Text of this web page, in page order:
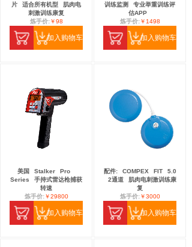
片
适合所有机型
肌肉电
刺激训练康复
炼手价:￥98
加入购物车
训练监测
专业举重训练评
估APP
炼手价:￥1498
加入购物车
美国 Stalker
Pro
Series
手持式雷达枪捕获
转速
炼手价:￥29800
加入购物车
配件: COMPEX FIT
5.0
2通道
肌肉电刺激训练康
复
炼手价:￥3000
加入购物车